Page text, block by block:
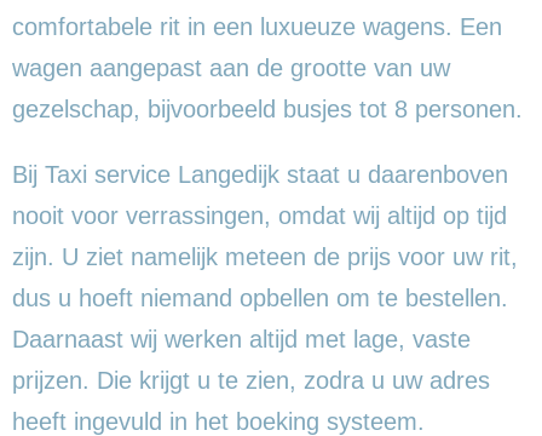
comfortabele rit in een luxueuze wagens. Een
wagen aangepast aan de grootte van uw
gezelschap, bijvoorbeeld busjes tot 8 personen.
Bij Taxi service Langedijk staat u daarenboven
nooit voor verrassingen, omdat wij altijd op tijd
zijn. U ziet namelijk meteen de prijs voor uw rit,
dus u hoeft niemand opbellen om te bestellen.
Daarnaast wij werken altijd met lage, vaste
prijzen. Die krijgt u te zien, zodra u uw adres
heeft ingevuld in het boeking systeem.